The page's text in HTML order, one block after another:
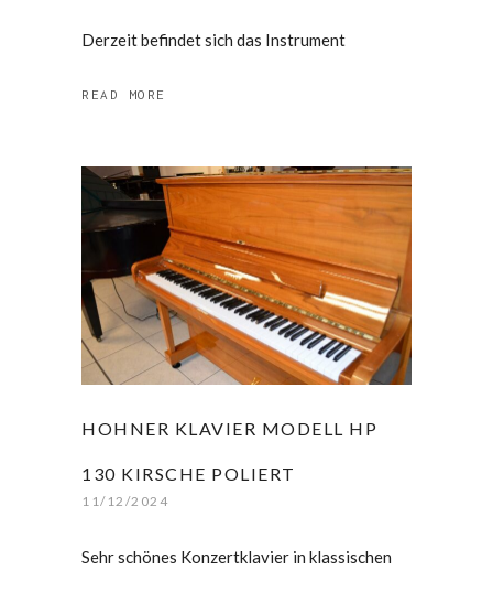
Derzeit befindet sich das Instrument
READ MORE
HOHNER KLAVIER MODELL HP
130 KIRSCHE POLIERT
11/12/2024
Sehr schönes Konzertklavier in klassischen